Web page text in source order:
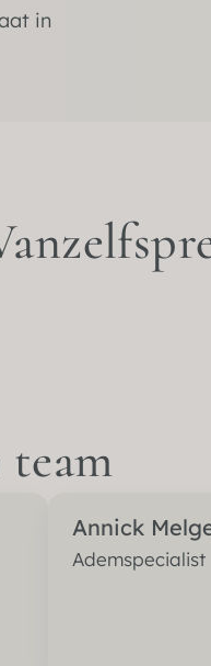
in
Annick
Ademspecialist